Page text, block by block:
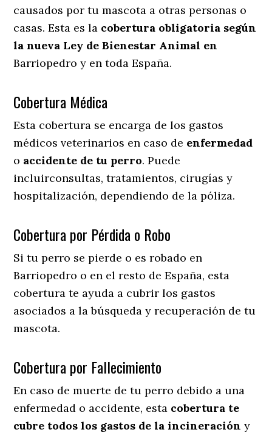
causados por tu mascota a otras personas o
casas. Esta es la cobertura obligatoria según
la nueva Ley de Bienestar Animal en
Barriopedro y en toda España.
Cobertura Médica
Esta cobertura se encarga de los gastos
médicos veterinarios en caso de enfermedad
o accidente de tu perro. Puede
incluirconsultas, tratamientos, cirugías y
hospitalización, dependiendo de la póliza.
Cobertura por Pérdida o Robo
Si tu perro se pierde o es robado en
Barriopedro o en el resto de España, esta
cobertura te ayuda a cubrir los gastos
asociados a la búsqueda y recuperación de tu
mascota.
Cobertura por Fallecimiento
En caso de muerte de tu perro debido a una
enfermedad o accidente, esta cobertura te
cubre todos los gastos de la incineración y